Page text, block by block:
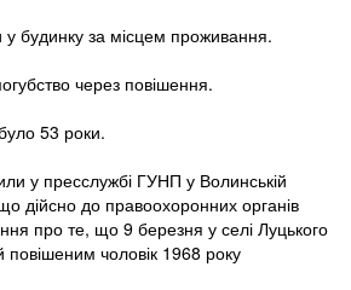
у будинку за місцем проживання.
через повішення.
53 роки.
у пресслужбі ГУНП у Волинській
дійсно до правоохоронних органів
про те, що 9 березня у селі Луцького
чоловік 1968 року